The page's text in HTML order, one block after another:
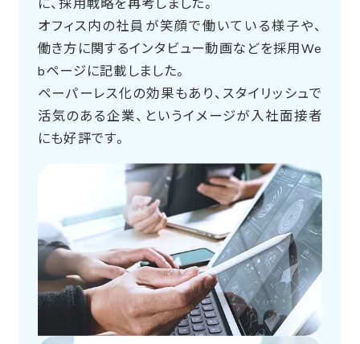
に、採用戦略を再考しました。
オフィス内の社員が笑顔で働いている様子や、
働き方に関するインタビュー動画などを採用We
bページに記載しました。
ペーパーレス化の効果もあり、スタイリッシュで
活気のある企業、というイメージが入社面接者
にも好評です。